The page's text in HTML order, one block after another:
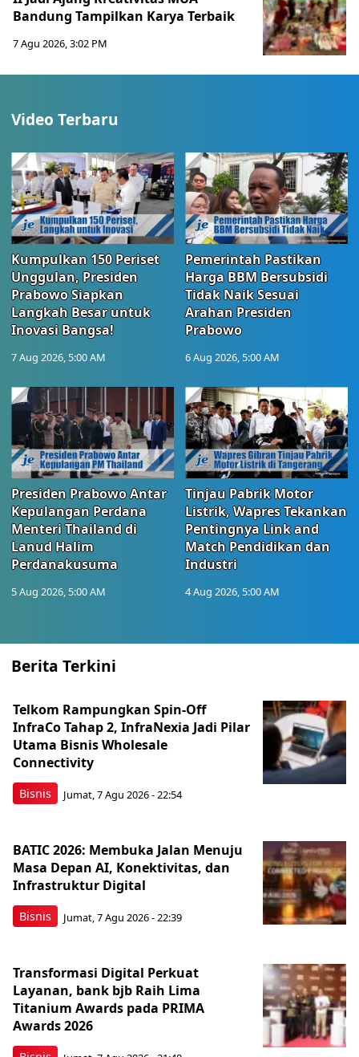
Bandung Tampilkan Karya Terbaik
7 Agu 2026, 3:02 PM
Video Terbaru
Kumpulkan 150 Periset
Unggulan, Presiden
Prabowo Siapkan
Langkah Besar untuk
Inovasi Bangsa!
7 Aug 2026, 5:00 AM
Pemerintah Pastikan
Harga BBM Bersubsidi
Tidak Naik Sesuai
Arahan Presiden
Prabowo
6 Aug 2026, 5:00 AM
Presiden Prabowo Antar
Kepulangan Perdana
Menteri Thailand di
Lanud Halim
Perdanakusuma
5 Aug 2026, 5:00 AM
Tinjau Pabrik Motor
Listrik, Wapres Tekankan
Pentingnya Link and
Match Pendidikan dan
Industri
4 Aug 2026, 5:00 AM
Berita Terkini
Bisnis
Telkom Rampungkan Spin-Off
InfraCo Tahap 2, InfraNexia Jadi Pilar
Utama Bisnis Wholesale
Connectivity
Jumat, 7 Agu 2026 - 22:54
Bisnis
BATIC 2026: Membuka Jalan Menuju
Masa Depan AI, Konektivitas, dan
Infrastruktur Digital
Jumat, 7 Agu 2026 - 22:39
Transformasi Digital Perkuat
Layanan, bank bjb Raih Lima
Titanium Awards pada PRIMA
Awards 2026